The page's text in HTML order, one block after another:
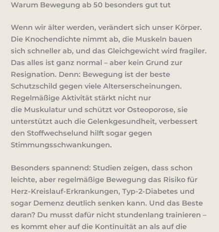
Warum Bewegung ab 50 besonders gut tut
Wenn wir älter werden, verändert sich unser Körper.
Die Knochendichte nimmt ab, die Muskeln bauen
sich schneller ab, und dasGleichgewicht wird fragiler.
Das alles ist ganz normal – aber kein Grund zur
Resignation. Denn: Bewegung ist der beste
Schutzschild gegen viele Alterserscheinungen.
Regelmäßige Aktivität stärkt nicht nur
die Muskulatur und schützt vorOsteoporose, sie
unterstützt auch dieGelenkgesundheit, verbessert
denStoffwechselund hilft sogar gegen
Stimmungsschwankungen.
Besonders spannend: Studien zeigen, dass schon
leichte, aber regelmäßige Bewegung das Risiko für
Herz-Kreislauf-Erkrankungen, Typ-2-Diabetes und
sogar Demenz deutlich senken kann. Und das Beste
daran? Du musst dafür nicht stundenlang trainieren –
es kommt eher auf die Kontinuität an als auf die